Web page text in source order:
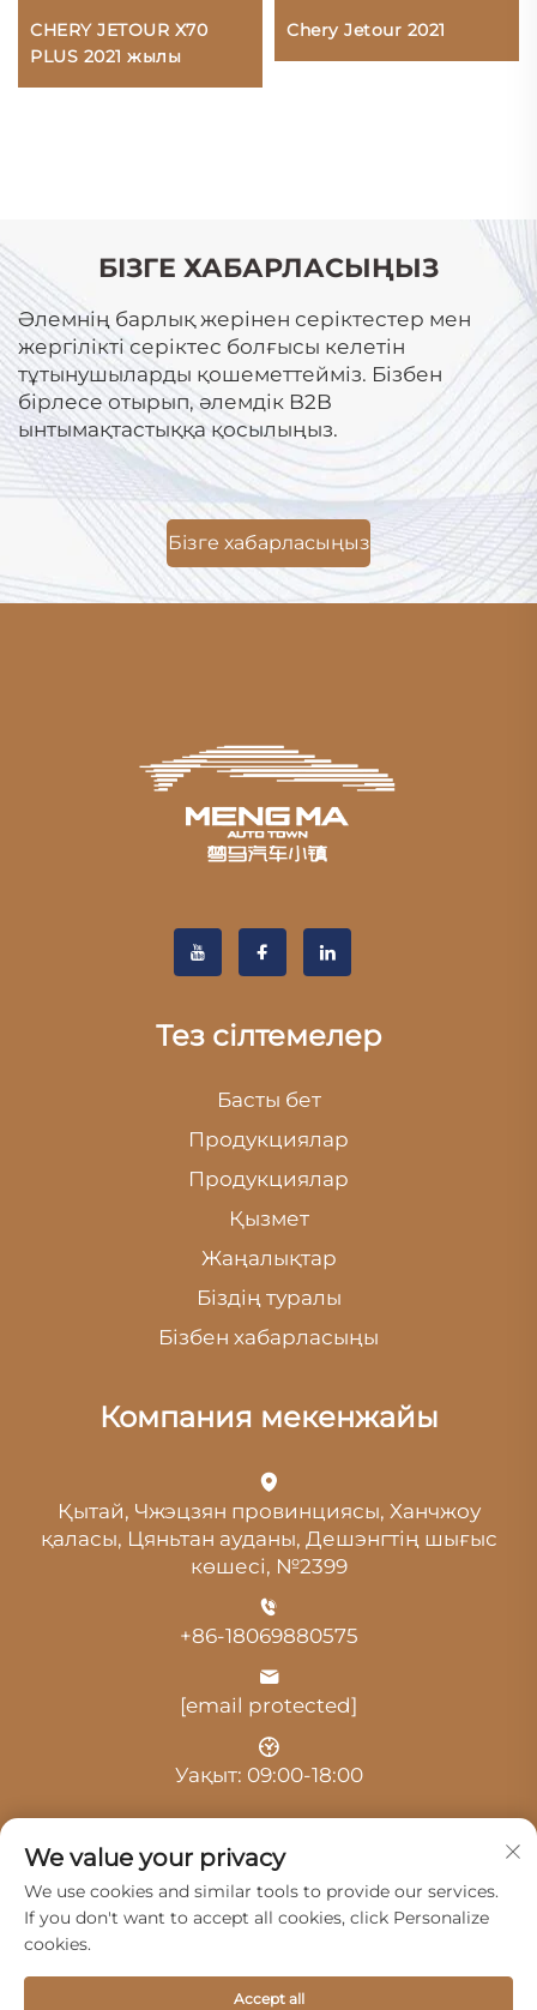
CHERY JETOUR X70
PLUS 2021 жылы
Chery Jetour 2021
БІЗГЕ ХАБАРЛАСЫҢЫЗ
Әлемнің барлық жерінен серіктестер мен
жергілікті серіктес болғысы келетін
тұтынушыларды қошеметтейміз. Бізбен
бірлесе отырып, әлемдік B2B
ынтымақтастыққа қосылыңыз.
Бізге хабарласыңыз
Тез сілтемелер
Басты бет
Продукциялар
Продукциялар
Қызмет
Жаңалықтар
Біздің туралы
Бізбен хабарласыңы
Компания мекенжайы
Қытай, Чжэцзян провинциясы, Ханчжоу
қаласы, Цяньтан ауданы, Дешэнгтің шығыс
көшесі, №2399
+86-18069880575
[email protected]
Уақыт: 09:00-18:00
© 2025, Ханчжоу Гуанцзи Автокөлік Қызметі
Барлық құқық қорғалған -
We value your privacy
We use cookies and similar tools to provide our services.
If you don't want to accept all cookies, click Personalize
cookies.
Accept all